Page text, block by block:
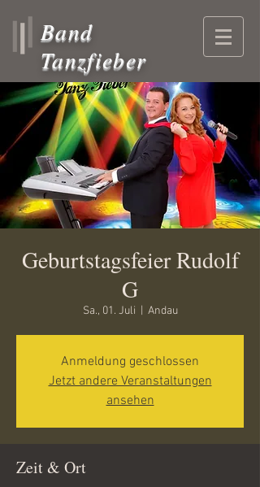
Band
Tanzfieber
Geburtstagsfeier Rudolf
G
Sa., 01. Juli Andau
Anmeldung geschlossen
Jetzt andere Veranstaltungen
ansehen
Zeit & Ort